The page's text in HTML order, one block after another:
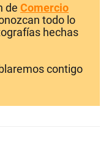
de Comercio
todo lo
hechas
contigo